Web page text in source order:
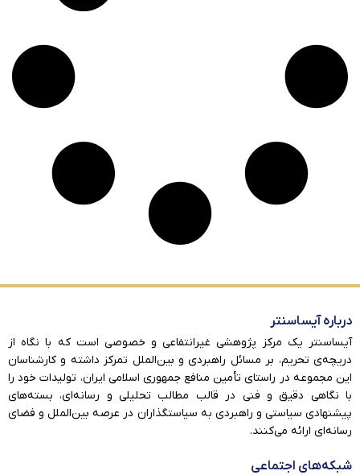
درباره آیساسنتر
آیساسنتر یک مرکز پژوهشی غیرانتفاعی و خصوصی است که با نگاه از
دریچه‌ی تحریم، بر مسائل راهبردی و بین‌الملل تمرکز داشته و کارشناسان
این مجموعه در راستای تأمین منافع جمهوری اسلامی ایران، تولیدات خود را
با نگاهی دقیق و فنی در قالب مطالب تحلیلی و رسانه‌ای، بسته‌های
پیشنهادی سیاستی و راهبردی به سیاستگذاران در عرصه بین‌الملل و فضای
رسانه‌ای ارائه می‌کنند.
شبکه‌های اجتماعی